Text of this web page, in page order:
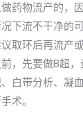
药物流产的，
下流不干净的
取环后再流产
，先要做B超
白带分析、凝
术。